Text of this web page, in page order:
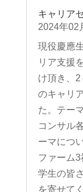
キャリア
2024年02
現役慶應
リア支援
け頂き、
のキャリ
た。テー
コンサル
ーマにつ
ファーム3
学生の皆
を寄せて